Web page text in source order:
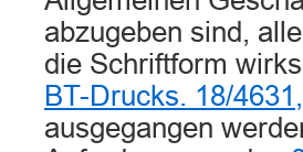
abzugeben sind,
die Schriftform
BT-Drucks. 18/
ausgegangen